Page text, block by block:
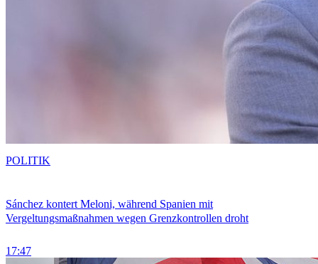
Sánchez kontert Meloni, während Spanien mit
Vergeltungsmaßnahmen wegen Grenzkontrollen droht
17:47
POLITIK